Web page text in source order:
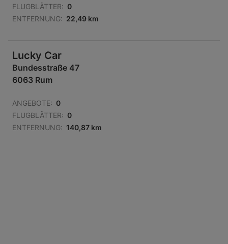
FLUGBLÄTTER: 0
ENTFERNUNG: 22,49 km
Lucky Car
Bundesstraße 47
6063 Rum
ANGEBOTE: 0
FLUGBLÄTTER: 0
ENTFERNUNG: 140,87 km